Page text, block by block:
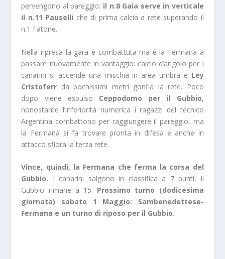
pervengono al pareggio: il n.8 Gaia serve in verticale
il n.11 Pauselli che di prima calcia a rete superando il
n.1 Fatone.
Nella ripresa la gara è combattuta ma è la Fermana a
passare nuovamente in vantaggio: calcio d’angolo per i
canarini si accende una mischia in area umbra e Ley
Cristoferr da pochissimi metri gonfia la rete. Poco
dopo viene espulso Ceppodomo per il Gubbio,
nonostante l’inferiorità numerica i ragazzi del tecnico
Argentina combattono per raggiungere il pareggio, ma
la Fermana si fa trovare pronta in difesa e anche in
attacco sfiora la terza rete.
Vince, quindi, la Fermana che ferma la corsa del
Gubbio. I canarini salgono in classifica a 7 punti, il
Gubbio rimane a 15. Prossimo turno (dodicesima
giornata) sabato 1 Maggio: Sambenedettese-
Fermana e un turno di riposo per il Gubbio.